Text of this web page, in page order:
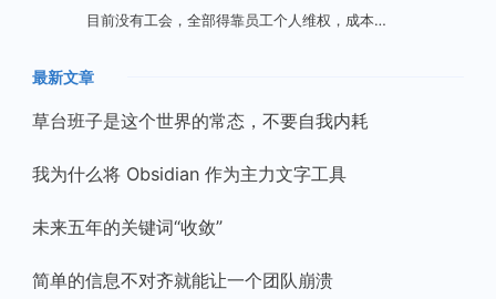
目前没有工会，全部得靠员工个人维权，成本…
最新文章
草台班子是这个世界的常态，不要自我内耗
我为什么将 Obsidian 作为主力文字工具
未来五年的关键词“收敛”
简单的信息不对齐就能让一个团队崩溃